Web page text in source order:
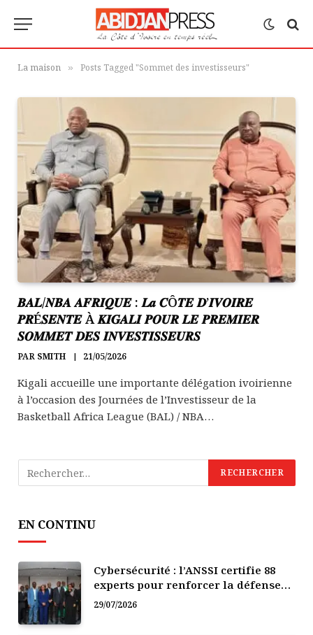
La maison » Posts Tagged "Sommet des investisseurs"
𝑩𝑨𝑳/𝑵𝑩𝑨 𝑨𝑭𝑹𝑰𝑸𝑼𝑬 : 𝑳𝒂 𝑪Ô𝑻𝑬 𝑫’𝑰𝑽𝑶𝑰𝑹𝑬
𝑷𝑹É𝑺𝑬𝑵𝑻𝑬 À 𝑲𝑰𝑮𝑨𝑳𝑰 𝑷𝑶𝑼𝑹 𝑳𝑬 𝑷𝑹𝑬𝑴𝑰𝑬𝑹
𝑺𝑶𝑴𝑴𝑬𝑻 𝑫𝑬𝑺 𝑰𝑵𝑽𝑬𝑺𝑻𝑰𝑺𝑺𝑬𝑼𝑹𝑺
PAR SMITH 21/05/2026
Kigali accueille une importante délégation ivoirienne
à l’occasion des Journées de l’Investisseur de la
Basketball Africa League (BAL) / NBA…
EN CONTINU
Cybersécurité : l’ANSSI certifie 88
experts pour renforcer la défense
numérique de la Côte d’Ivoire
29/07/2026